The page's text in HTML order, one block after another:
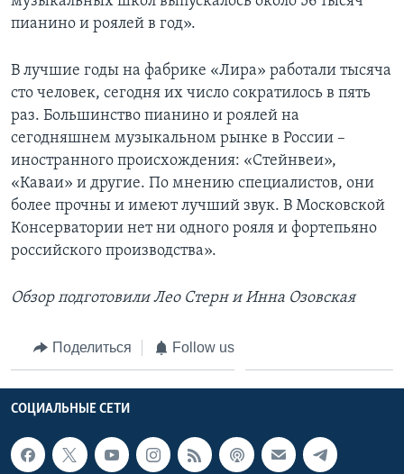
пианино и роялей в год».
В лучшие годы на фабрике «Лира» работали тысяча
сто человек, сегодня их число сократилось в пять
раз. Большинство пианино и роялей на
сегодняшнем музыкальном рынке в России –
иностранного происхождения: «Стейнвеи»,
«Каваи» и другие. По мнению специалистов, они
более прочны и имеют лучший звук. В Московской
Консерватории нет ни одного рояля и фортепьяно
российского производства».
Обзор подготовили Лео Стерн и Инна Озовская
Поделиться Follow us
СОЦИАЛЬНЫЕ СЕТИ